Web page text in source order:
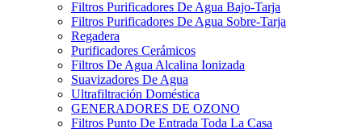
Filtros Purificadores De Agua Bajo-Tarja
Filtros Purificadores De Agua Sobre-Tarja
Regadera
Purificadores Cerámicos
Filtros De Agua Alcalina Ionizada
Suavizadores De Agua
Ultrafiltración Doméstica
GENERADORES DE OZONO
Filtros Punto De Entrada Toda La Casa